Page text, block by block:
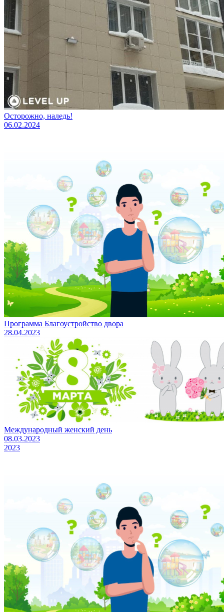
Осторожно, наледь!
06.02.2024
Программа Благоустройство двора
28.04.2023
Международный женский день
08.03.2023
2023